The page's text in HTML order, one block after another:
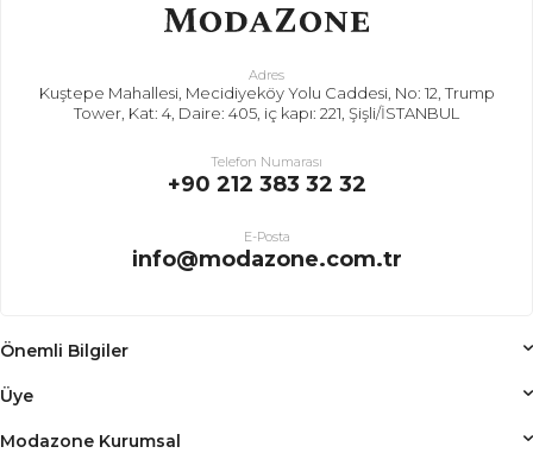
Adres
Kuştepe Mahallesi, Mecidiyeköy Yolu Caddesi, No: 12, Trump
Tower, Kat: 4, Daire: 405, iç kapı: 221, Şişli/İSTANBUL
Telefon Numarası
+90 212 383 32 32
E-Posta
info@modazone.com.tr
Önemli Bilgiler
Üye
Modazone Kurumsal